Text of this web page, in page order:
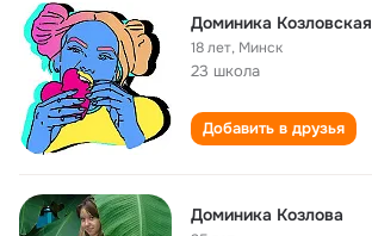
Доминика Козловская
18 лет, Минск
23 школа
Добавить в друзья
Доминика Козлова